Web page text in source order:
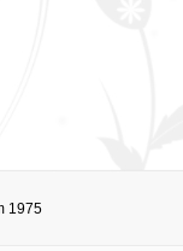
1975